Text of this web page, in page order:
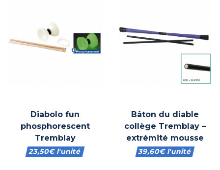
Diabolo fun
phosphorescent
Tremblay
23,50€l'unité
Bâton du diable
collège Tremblay –
extrémité mousse
39,60€l'unité